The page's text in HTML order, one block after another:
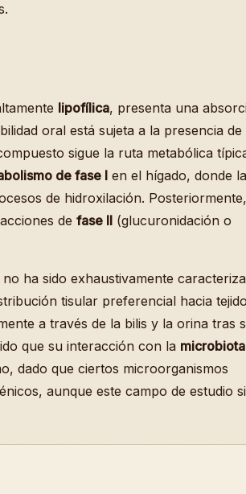
lipofílica, presenta una
oral está sujeta a la presencia de
sigue la ruta metabólica
de fase I en el hígado, donde
de hidroxilación.
de fase II (glucuronidación o
ha sido exhaustivamente
tisular preferencial hacia
a través de la bilis y la orina tras
que su interacción con la microbiota
dado que ciertos microorganismos
aunque este campo de estudio